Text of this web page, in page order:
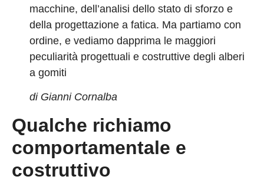
macchine, dell’analisi dello stato di sforzo e
della progettazione a fatica. Ma partiamo con
ordine, e vediamo dapprima le maggiori
peculiarità progettuali e costruttive degli alberi
a gomiti
di Gianni Cornalba
Qualche richiamo
comportamentale e
costruttivo